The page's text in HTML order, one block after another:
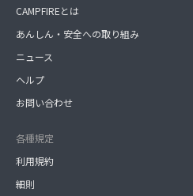
CAMPFIREとは
あんしん・安全への取り組み
ニュース
ヘルプ
お問い合わせ
各種規定
利用規約
細則